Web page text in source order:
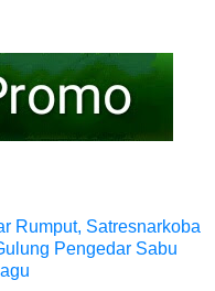
Rumput, Satresnarkoba
Pengedar Sabu